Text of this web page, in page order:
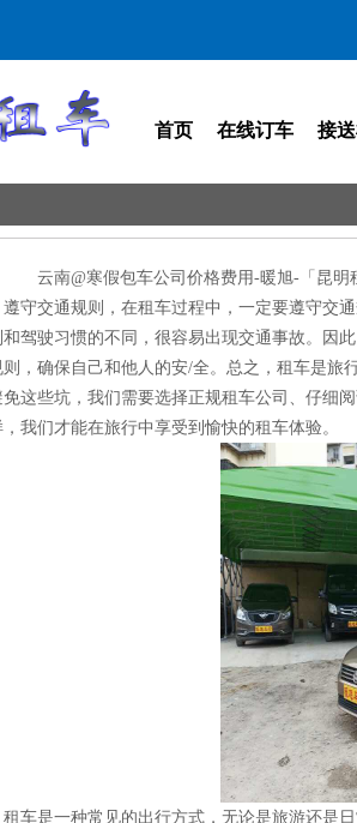
首页 在线订车 接
云南@寒假包车公司价格费用-暖旭-「昆明
遵守交通规则，在租车过程中，一定要遵守交
和驾驶习惯的不同，很容易出现交通事故。因
则，确保自己和他人的安/全。总之，租车是旅
免这些坑，我们需要选择正规租车公司、仔细
我们才能在旅行中享受到愉快的租车体验。
租车是一种常见的出行方式，无论是旅游还是